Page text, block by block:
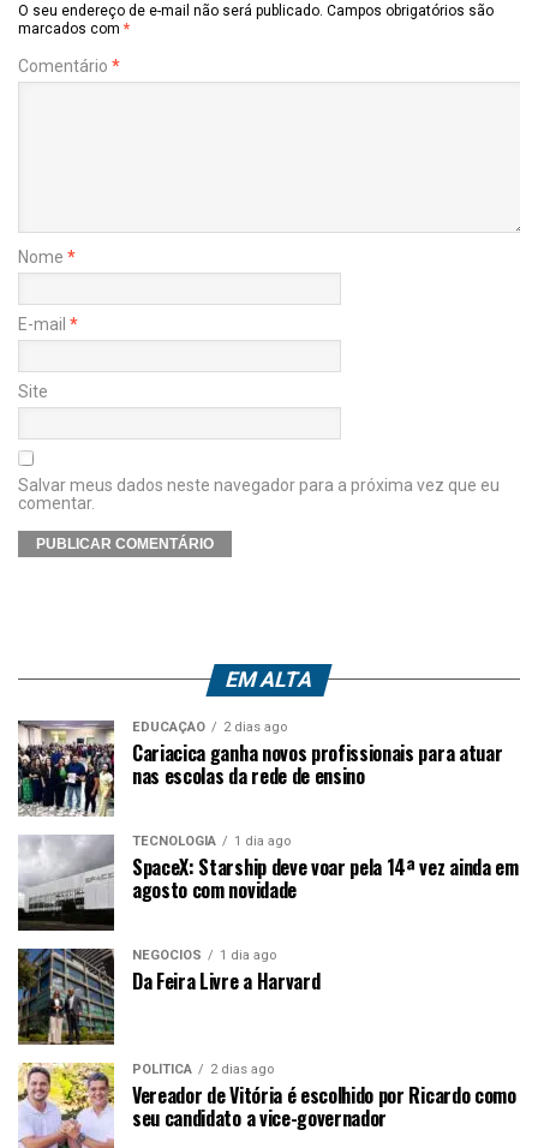
O seu endereço de e-mail não será publicado. Campos obrigatórios são
marcados com *
Comentário *
Nome *
E-mail *
Site
Salvar meus dados neste navegador para a próxima vez que eu
comentar.
EM ALTA
EDUCAÇÃO 2 dias ago
Cariacica ganha novos profissionais para atuar
nas escolas da rede de ensino
TECNOLOGIA 1 dia ago
SpaceX: Starship deve voar pela 14ª vez ainda em
agosto com novidade
NEGÓCIOS 1 dia ago
Da Feira Livre a Harvard
POLÍTICA 2 dias ago
Vereador de Vitória é escolhido por Ricardo como
seu candidato a vice-governador